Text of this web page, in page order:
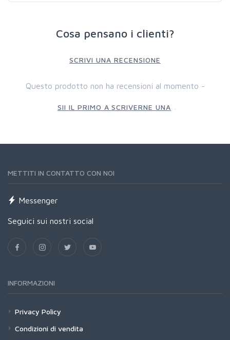
Cosa pensano i clienti?
SCRIVI UNA RECENSIONE
Questo prodotto non ha recensioni al momento -
SII IL PRIMO A SCRIVERNE UNA
METTITI IN CONTATTO CON NOI
Messenger
Seguici sui nostri social
INFORMAZIONI
Privacy Policy
Condizioni di vendita